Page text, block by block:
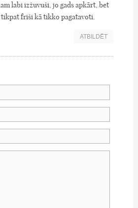
labi izžuvuši, jo gads apkārt, bet
friši kā tikko pagatavoti.
ATBILDĒT